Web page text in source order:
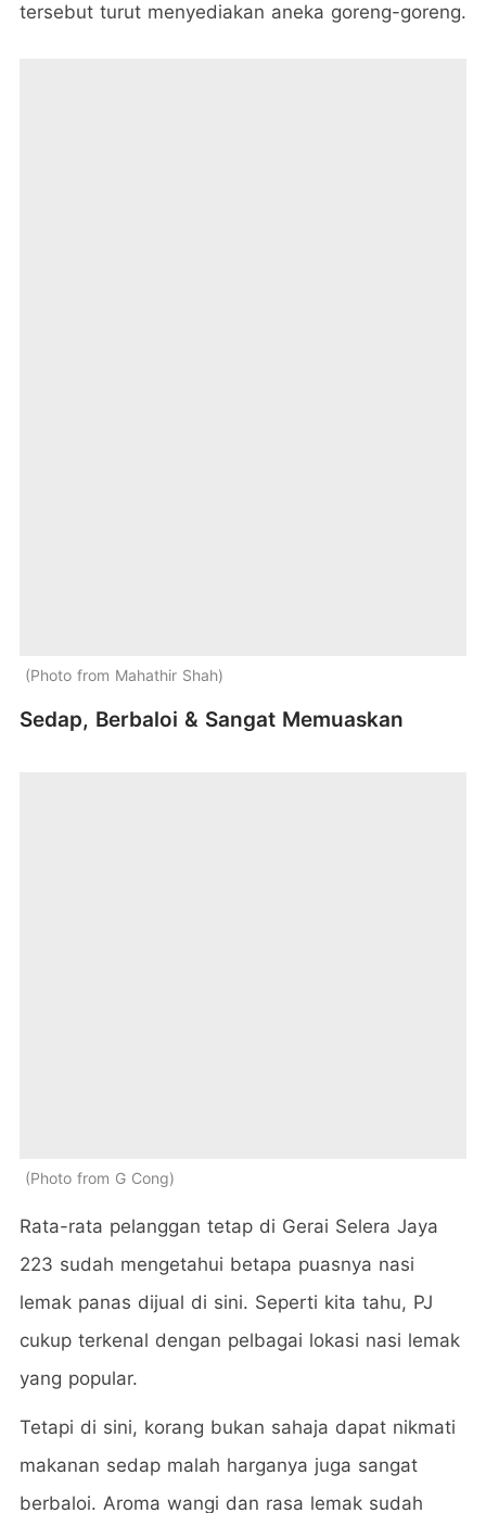
tersebut turut menyediakan aneka goreng-goreng.
Photo from Mahathir Shah
Sedap, Berbaloi & Sangat Memuaskan
Photo from G Cong
Rata-rata pelanggan tetap di Gerai Selera Jaya
223 sudah mengetahui betapa puasnya nasi
lemak panas dijual di sini. Seperti kita tahu, PJ
cukup terkenal dengan pelbagai lokasi nasi lemak
yang popular.
Tetapi di sini, korang bukan sahaja dapat nikmati
makanan sedap malah harganya juga sangat
berbaloi. Aroma wangi dan rasa lemak sudah